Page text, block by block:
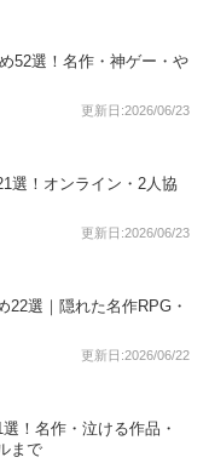
52選！名作・神ゲー・や
更新日:2026/06/23
選！オンライン・2人協
更新日:2026/06/23
22選｜隠れた名作RPG・
更新日:2026/06/22
！名作・泣ける作品・
まで